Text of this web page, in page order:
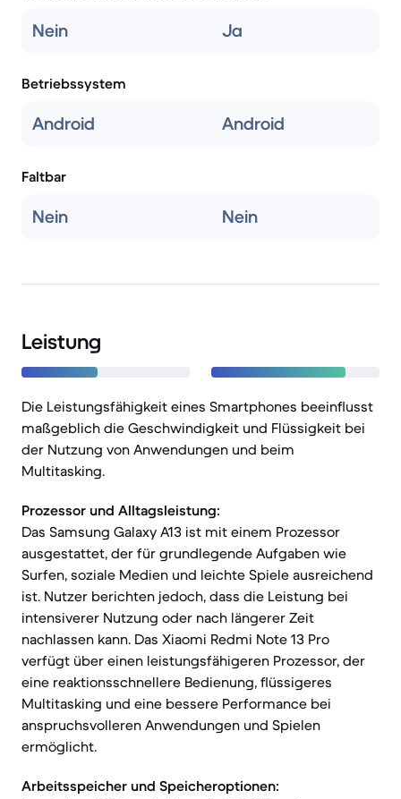
Nein Ja
Betriebssystem
Android Android
Faltbar
Nein Nein
Leistung
Die Leistungsfähigkeit eines Smartphones beeinflusst
maßgeblich die Geschwindigkeit und Flüssigkeit bei
der Nutzung von Anwendungen und beim
Multitasking.
Prozessor und Alltagsleistung:
Das Samsung Galaxy A13 ist mit einem Prozessor
ausgestattet, der für grundlegende Aufgaben wie
Surfen, soziale Medien und leichte Spiele ausreichend
ist. Nutzer berichten jedoch, dass die Leistung bei
intensiverer Nutzung oder nach längerer Zeit
nachlassen kann. Das Xiaomi Redmi Note 13 Pro
verfügt über einen leistungsfähigeren Prozessor, der
eine reaktionsschnellere Bedienung, flüssigeres
Multitasking und eine bessere Performance bei
anspruchsvolleren Anwendungen und Spielen
ermöglicht.
Arbeitsspeicher und Speicheroptionen: